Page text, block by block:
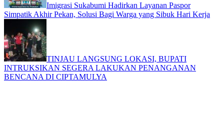
Imigrasi Sukabumi Hadirkan Layanan Paspor
Simpatik Akhir Pekan, Solusi Bagi Warga yang Sibuk Hari Kerja
TINJAU LANGSUNG LOKASI, BUPATI
INTRUKSIKAN SEGERA LAKUKAN PENANGANAN
BENCANA DI CIPTAMULYA